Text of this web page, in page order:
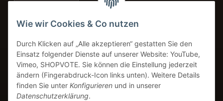
Wie wir Cookies & Co nutzen
Durch Klicken auf „Alle akzeptieren“ gestatten Sie den
Einsatz folgender Dienste auf unserer Website: YouTube,
Vimeo, SHOPVOTE. Sie können die Einstellung jederzeit
ändern (Fingerabdruck-Icon links unten). Weitere Details
finden Sie unter Konfigurieren und in unserer
Datenschutzerklärung.
+49 8249 9691934
info@coffeebase-gmbh.de
24h Verfügbarkeit